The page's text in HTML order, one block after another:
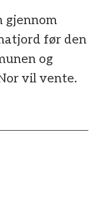
gjennom
før den
og
vil vente.